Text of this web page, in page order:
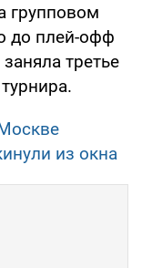
групповом
до плей-офф
третье
из окна